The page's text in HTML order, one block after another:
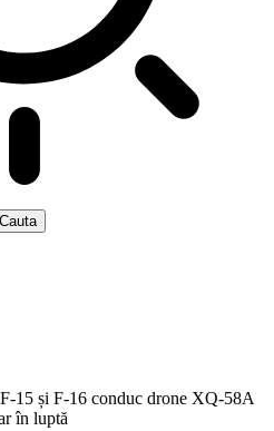
15 și F-16 conduc drone XQ-58A
în luptă